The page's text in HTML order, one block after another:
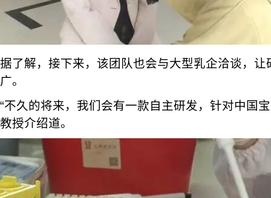
据了解，接下来，该团队也会与大型乳企洽谈，让
广。
“不久的将来，我们会有一款自主研发，针对中国
教授介绍道。